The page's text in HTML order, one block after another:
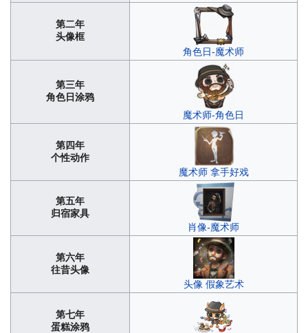
第二年
头像框
角色日-魔术师
第三年
角色日涂鸦
魔术师-角色日
第四年
个性动作
魔术师 拿手好戏
第五年
归宿家具
肖像-魔术师
第六年
往昔头像
头像 假象艺术
第七年
蛋糕涂鸦